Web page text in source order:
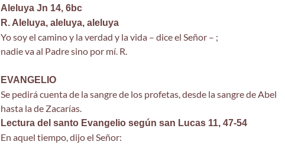
Aleluya Jn 14, 6bc
R. Aleluya, aleluya, aleluya
Yo soy el camino y la verdad y la vida – dice el Señor – ;
nadie va al Padre sino por mí. R.
EVANGELIO
Se pedirá cuenta de la sangre de los profetas, desde la sangre de Abel
hasta la de Zacarías.
Lectura del santo Evangelio según san Lucas 11, 47-54
En aquel tiempo, dijo el Señor: